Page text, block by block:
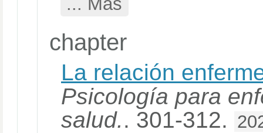
chapter
La relación
Psicología para
salud.. 301-312.